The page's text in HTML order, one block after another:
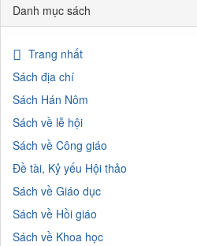
Danh mục sách
Trang nhất
Sách địa chí
Sách Hán Nôm
Sách về lễ hội
Sách về Công giáo
Đề tài, Kỷ yếu Hội thảo
Sách về Giáo dục
Sách về Hồi giáo
Sách về Khoa học